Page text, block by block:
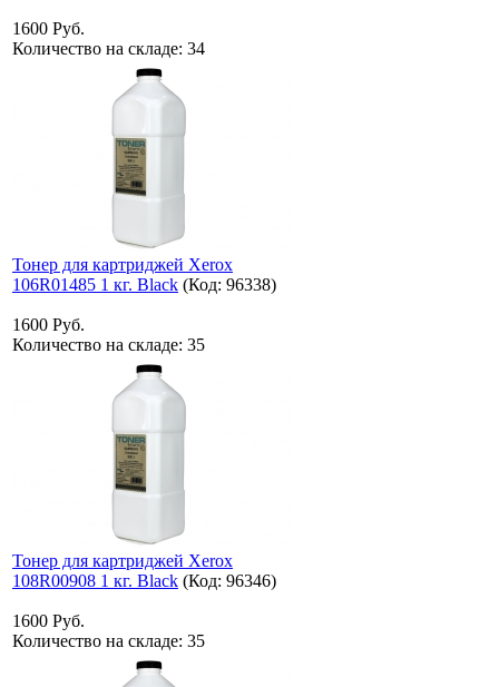
1600 Руб.
Количество на складе: 34
Тонер для картриджей Xerox
106R01485 1 кг. Black (Код: 96338)
1600 Руб.
Количество на складе: 35
Тонер для картриджей Xerox
108R00908 1 кг. Black (Код: 96346)
1600 Руб.
Количество на складе: 35